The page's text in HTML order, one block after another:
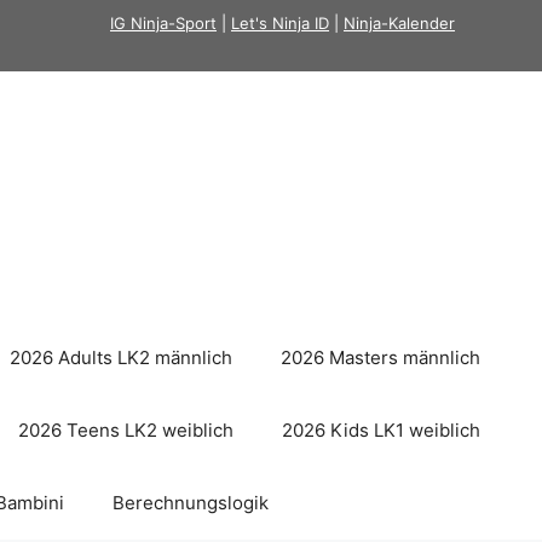
IG Ninja-Sport Let's Ninja ID Ninja-Kalender
2026 Adults LK2 männlich 2026 Masters männlich
2026 Teens LK2 weiblich 2026 Kids LK1 weiblich
Berechnungslogik